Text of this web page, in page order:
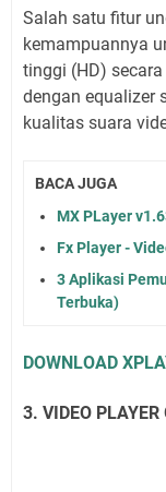
Salah satu fitur
kemampuannya
tinggi (HD)
dengan equalizer
kualitas suara
BACA JUGA
MX PLayer
Fx Player -
3 Aplikasi
Terbuka)
DOWNLOAD
3. VIDEO PLAYER